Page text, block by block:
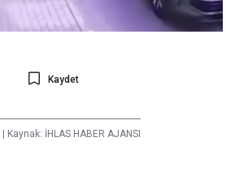
Kaydet
Kaynak: İHLAS HABER AJANSI